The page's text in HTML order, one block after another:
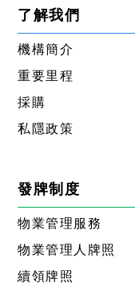
了解我們
機構簡介
重要里程
採購
私隱政策
發牌制度
物業管理服務
物業管理人牌照
續領牌照